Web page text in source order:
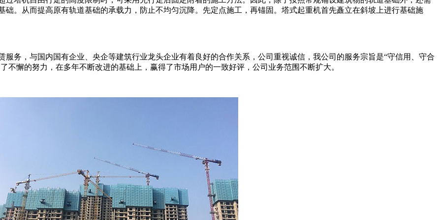
。从而提高原有轨道基础的承载力，防止不均匀沉降。先定点施工，再锚固。塔式起重机首先矗立在斜坡上进行基础施
务，与国内国有企业、央企等建筑行业龙头企业有着良好的合作关系，公司重视诚信，我公司的服务宗旨是“守信用、守合
不懈的努力，在多年不断改进的基础上，赢得了市场用户的一致好评，公司业务范围不断扩大。